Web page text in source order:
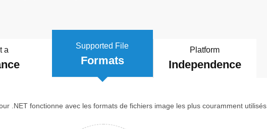
a Platform
Independence
Supported File
Formats
.NET fonctionne avec les formats de fichiers image les plus couramment utilisés.